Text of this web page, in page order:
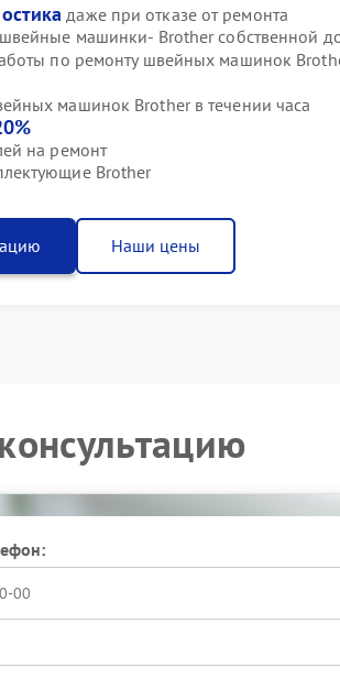
даже при отказе от ремонта
машинки- Brother собственной
по ремонту швейных машинок
машинок Brother в течении часа
на ремонт
Brother
Наши цены